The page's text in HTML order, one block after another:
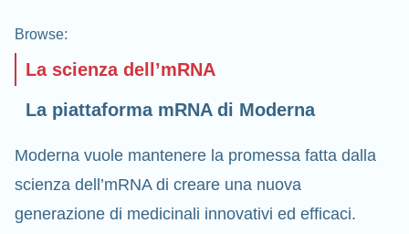
Browse:
La scienza dell’mRNA
La piattaforma mRNA di Moderna
Moderna vuole mantenere la promessa fatta dalla
scienza dell’mRNA di creare una nuova
generazione di medicinali innovativi ed efficaci.